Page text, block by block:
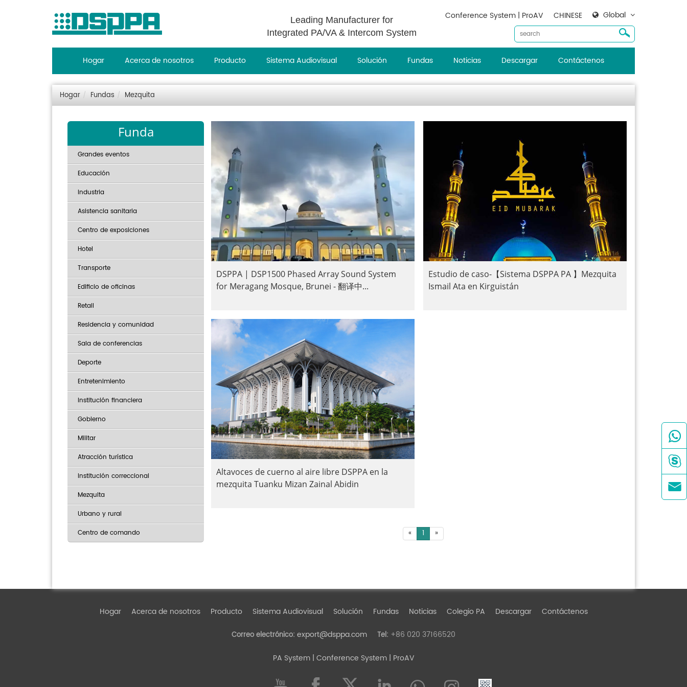
Leading Manufacturer for
Integrated PA/VA & Intercom System
Global
CHINESE
Conference System | ProAV
Hogar Acerca de nosotros Producto Sistema Audiovisual Solución Fundas Noticias Descargar Contáctenos
Hogar Fundas Mezquita
Funda
Grandes eventos
Educación
Industria
Asistencia sanitaria
Centro de exposiciones
Hotel
Transporte
Edificio de oficinas
Retail
Residencia y comunidad
Sala de conferencias
Deporte
Entretenimiento
Institución financiera
Gobierno
Militar
Atracción turística
Institución correccional
Mezquita
Urbano y rural
Centro de comando
DSPPA | DSP1500 Phased Array Sound System
for Meragang Mosque, Brunei - 翻译中...
Estudio de caso-【Sistema DSPPA PA 】Mezquita
Ismail Ata en Kirguistán
Altavoces de cuerno al aire libre DSPPA en la
mezquita Tuanku Mizan Zainal Abidin
« 1 »
Hogar Acerca de nosotros Producto Sistema Audiovisual Solución Fundas Noticias Colegio PA Descargar Contáctenos
Correo electrónico: export@dsppa.com Tel: +86 020 37166520
PA System| Conference System | ProAV


